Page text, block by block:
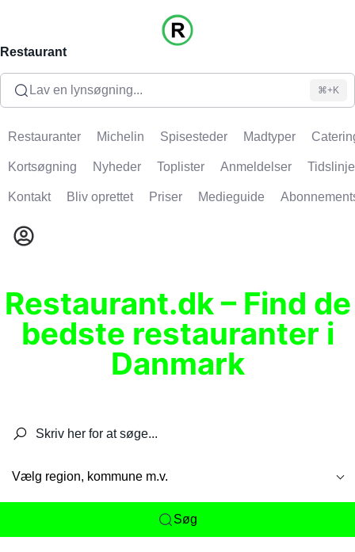
Restaurant
Lav en lynsøgning... ⌘+K
Restauranter Michelin Spisesteder Madtyper
Kortsøgning Nyheder Toplister Anmeldelser Tidslinje
Kontakt Bliv oprettet Priser Medieguide
Restaurant.dk – Find de
bedste restauranter i
Danmark
Vælg region, kommune m.v.
Søg